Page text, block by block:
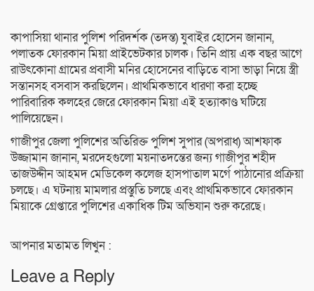
কাপাসিয়া থানার পুলিশ পরিদর্শক (তদন্ত) যুবাইর হোসেন জানান,
পলাতক ফোরকান মিয়া প্রাইভেটকার চালক। তিনি প্রায় এক বছর আগে
রাউৎকোনা গ্রামের প্রবাসী মনির হোসেনের বাড়িতে বাসা ভাড়া নিয়ে স্ত্রী
সন্তানসহ বসবাস করছিলেন। প্রাথমিকভাবে ধারণা করা হচ্ছে
পারিবারিক কলহের জেরে ফোরকান মিয়া এই হত্যাকাণ্ড ঘটিয়ে
পালিয়েছেন।
গাজীপুর জেলা পুলিশের অতিরিক্ত পুলিশ সুপার (অপরাধ) আশফাক
উজ্জামান জানান, মরদেহগুলো ময়নাতদন্তের জন্য গাজীপুর শহীদ
তাজউদ্দীন আহমদ মেডিকেল কলেজ হাসপাতাল মর্গে পাঠানোর প্রক্রিয়া
চলছে। এ ঘটনায় মামলার প্রস্তুতি চলছে এবং প্রাথমিকভাবে ফোরকান
মিয়াকে গ্রেপ্তারে পুলিশের একাধিক টিম অভিযান শুরু করেছে।
আপনার মতামত লিখুন :
Leave a Reply